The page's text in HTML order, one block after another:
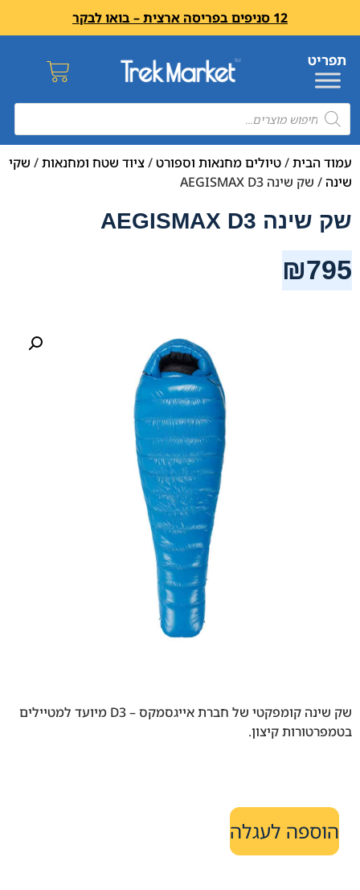
12 סניפים בפריסה ארצית – בואו לבקר
עמוד הבית/טיולים מחנאות וספורט/ציוד שטח ומחנאות/ שקי
שינה / שק שינה AEGISMAX D3
שק שינה AEGISMAX D3
₪795
שק שינה קומפקטי של חברת אייגסמקס – D3 מיועד למטיילים
בטמפרטורות קיצון.
הוספה לעגלה